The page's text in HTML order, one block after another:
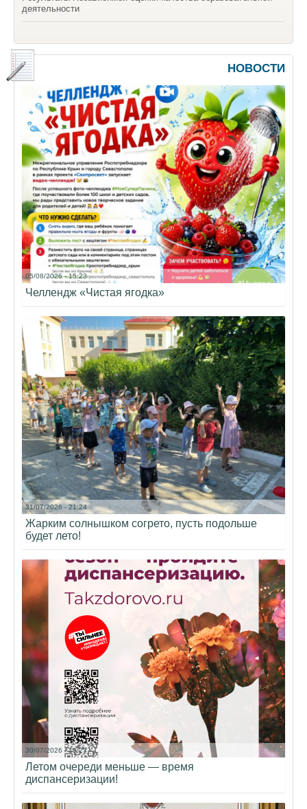
деятельности
НОВОСТИ
05/08/2026 - 15:23
Челлендж «Чистая ягодка»
31/07/2026 - 21:24
Жарким солнышком согрето, пусть подольше
будет лето!
30/07/2026 - 18:23
Летом очереди меньше — время
диспансеризации!